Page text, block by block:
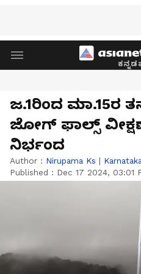
ಜ.1ರಿಂದ ಮಾ.15ರ
ಜೋಗ್‌ ಫಾಲ್ಸ್‌
ನಿರ್ಭಂದ
Author : Nirupama Ks |
Published : Dec 17 2024, 03:01